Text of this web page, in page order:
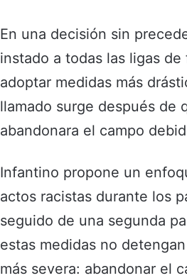
En una decisión sin
instado a todas las ligas
adoptar medidas más
llamado surge después de
abandonara el campo
Infantino propone un
actos racistas durante los
seguido de una segunda
estas medidas no
más severa: abandonar el